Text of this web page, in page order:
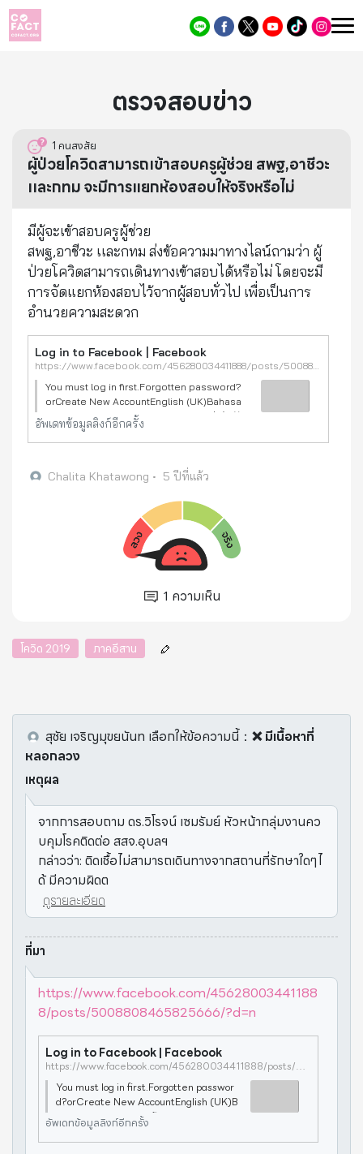
ตรวจสอบข่าว
1 คนสงสัย
ผู้ป่วยโควิดสามารถเข้าสอบครูผู้ช่วย สพฐ,อาชีวะ
เเละกทม จะมีการแยกห้องสอบให้จริงหรือไม่
มีผู้จะเข้าสอบครูผู้ช่วย
สพฐ,อาชีวะ เเละกทม ส่งข้อความมาทางไลน์ถามว่า ผู้
ป่วยโควิดสามารถเดินทางเข้าสอบได้หรือไม่ โดยจะมี
การจัดแยกห้องสอบไว้จากผู้สอบทั่วไป เพื่อเป็นการ
อำนวยความสะดวก
Log in to Facebook | Facebook
https://www.facebook.com/456280034411888/posts/5008808465825666/?d=n
You must log in first.Forgotten password?
orCreate New AccountEnglish (UK)Bahasa
IndonesiaEspañolFrançais (France)中文(简
体)日本語Português (Brasil)Facebook Inc.
อัพเดทข้อมูลลิงก์อีกครั้ง
Chalita Khatawong • 5 ปีที่แล้ว
1 ความเห็น
โควิด 2019 ภาคอีสาน
สุชัย เจริญมุขยนันท เลือกให้ข้อความนี้： ❌ มีเนื้อหาที่
หลอกลวง
เหตุผล
จากการสอบถาม ดร.วิโรจน์ เซมรัมย์ หัวหน้ากลุ่มงานคว
บคุมโรคติดต่อ สสจ.อุบลฯ
กล่าวว่า: ติดเชื้อไม่สามารถเดินทางจากสถานที่รักษาใดๆไ
ด้ มีความผิดต
ดูรายละเอียด
ที่มา
https://www.facebook.com/45628003441188
8/posts/5008808465825666/?d=n
Log in to Facebook | Facebook
https://www.facebook.com/456280034411888/posts/5008808465825666/?d=n
You must log in first.Forgotten passwor
d?orCreate New AccountEnglish (UK)B
ahasa IndonesiaEspañolFrançais (Franc
e)中文(简体)日本語Português (Brasil)Fac
ebook Inc.
อัพเดทข้อมูลลิงก์อีกครั้ง